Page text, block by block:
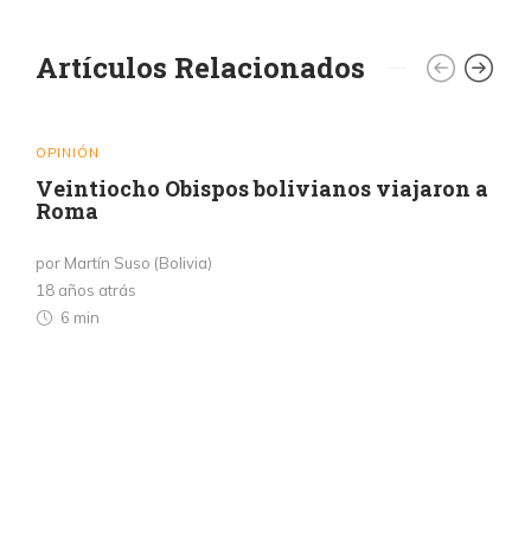
Artículos Relacionados
OPINIÓN
Veintiocho Obispos bolivianos viajaron a
Roma
por Martín Suso (Bolivia)
18 años atrás
6 min